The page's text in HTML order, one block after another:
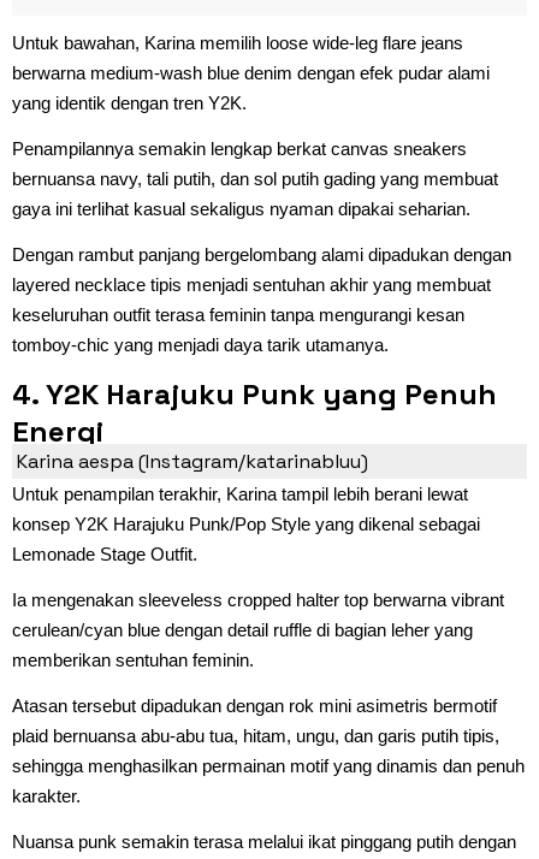
Untuk bawahan, Karina memilih loose wide-leg flare jeans
berwarna medium-wash blue denim dengan efek pudar alami
yang identik dengan tren Y2K.
Penampilannya semakin lengkap berkat canvas sneakers
bernuansa navy, tali putih, dan sol putih gading yang membuat
gaya ini terlihat kasual sekaligus nyaman dipakai seharian.
Dengan rambut panjang bergelombang alami dipadukan dengan
layered necklace tipis menjadi sentuhan akhir yang membuat
keseluruhan outfit terasa feminin tanpa mengurangi kesan
tomboy-chic yang menjadi daya tarik utamanya.
4. Y2K Harajuku Punk yang Penuh
Energi
Karina aespa (Instagram/katarinabluu)
Untuk penampilan terakhir, Karina tampil lebih berani lewat
konsep Y2K Harajuku Punk/Pop Style yang dikenal sebagai
Lemonade Stage Outfit.
Ia mengenakan sleeveless cropped halter top berwarna vibrant
cerulean/cyan blue dengan detail ruffle di bagian leher yang
memberikan sentuhan feminin.
Atasan tersebut dipadukan dengan rok mini asimetris bermotif
plaid bernuansa abu-abu tua, hitam, ungu, dan garis putih tipis,
sehingga menghasilkan permainan motif yang dinamis dan penuh
karakter.
Nuansa punk semakin terasa melalui ikat pinggang putih dengan